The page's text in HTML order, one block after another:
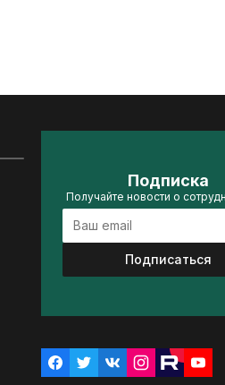
Подписка
Получайте новости о
Подписаться